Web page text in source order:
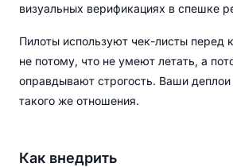
визуальных верификациях в спешке
Пилоты используют чек-листы
не потому, что не умеют летать, а
оправдывают строгость. Ваши
такого же отношения.
Как внедрить